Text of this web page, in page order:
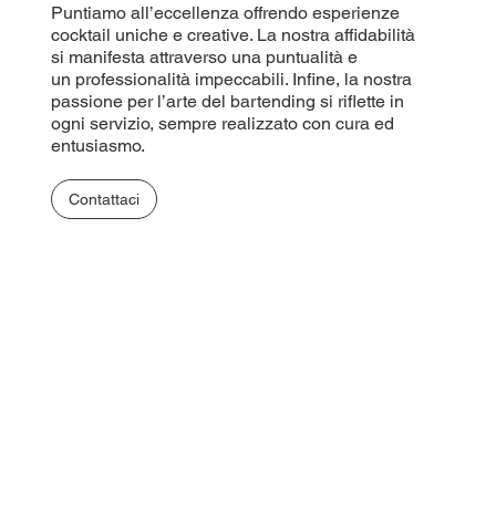
Puntiamo all’eccellenza offrendo esperienze
cocktail uniche e creative. La nostra affidabilità
si manifesta attraverso una puntualità e
un professionalità impeccabili. Infine, la nostra
passione per l’arte del bartending si riflette in
ogni servizio, sempre realizzato con cura ed
entusiasmo.
Contattaci